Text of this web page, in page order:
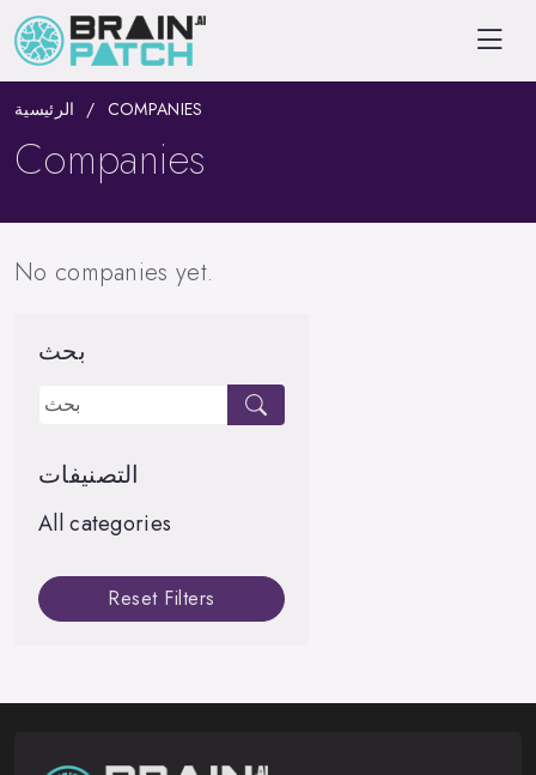
الرئيسية COMPANIES
Companies
No companies yet.
بحث
التصنيفات
All categories
Reset Filters